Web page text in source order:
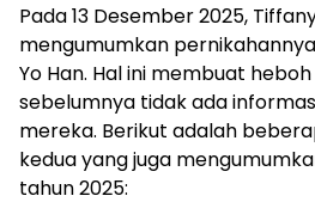
Pada 13 Desember 2025,
mengumumkan
Yo Han. Hal ini membuat
sebelumnya tidak ada
mereka. Berikut adalah
kedua yang juga
tahun 2025: